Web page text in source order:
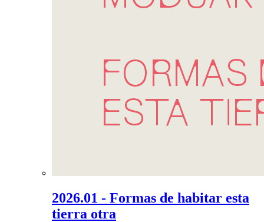
2026.01 - Formas de habitar esta
tierra otra